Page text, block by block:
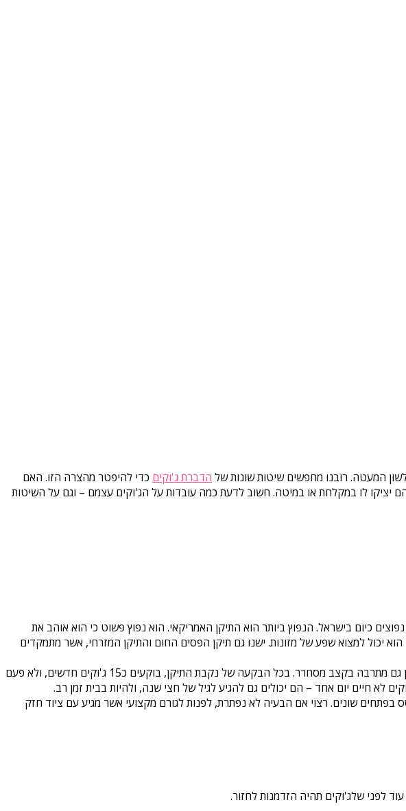
המעטה. רובנו מחפשים שיטות שונות של הדברת ג'וקים כדי להיפטר מהצרה הזו. האם
יציקו לו במקלחת או במיטה. חשוב לדעת כמה עובדות על הג'וקים עצמם – וגם על השיטות
כיום בישראל. הנפוץ ביותר הוא התיקן האמריקאי. הוא נפוץ פשוט כי הוא אוהב את
יכול למצוא שפע של מזונות. ישנו גם תיקן הפסים החום והתיקן המזרחי, אשר מתמקדים
– עוד סיב הלכך שאת צריכים לעתים קרובות את השירות של הדברת ג'וקים, הוא פשוט מאד – התיקן גם מתרבה בקצב מסחרר. בכל הבקעה של נקבת התיקן, בוקעים כ15 ג'וקים חדשים, ולא פעם
לא חיים יום אחד – הם יכולים גם להגיע לגיל של חצי שנה, ולהיות בבית זמן רב.
בפתחים שונים. רצוי אם הבעיה לא נפתרת, לפנות לגורם מקצועי אשר מגיע עם ציוד חזק
לפני שלג'וקים תהיה הזדמנות לחזור.